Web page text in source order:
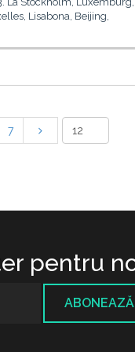
Lisabona, Beijing,
7
pentru